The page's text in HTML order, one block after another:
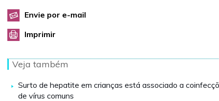
Envie por e-mail
Imprimir
Veja também
Surto de hepatite em crianças está associado a
de vírus comuns